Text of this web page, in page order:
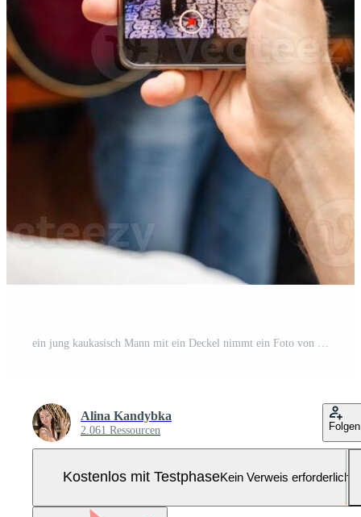
Alina Kandybka
2.061 Ressourcen Folgen
Kostenlos mit TestphaseKein Verweis erforderlich